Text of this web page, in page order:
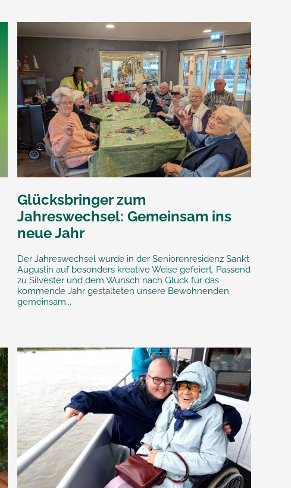
Glücksbringer zum
Jahreswechsel: Gemeinsam ins
neue Jahr
Der Jahreswechsel wurde in der Seniorenresidenz Sankt
Augustin auf besonders kreative Weise gefeiert. Passend
zu Silvester und dem Wunsch nach Glück für das
kommende Jahr gestalteten unsere Bewohnenden
gemeinsam...